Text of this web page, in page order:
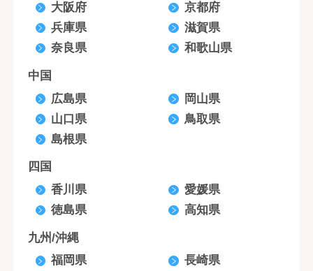
大阪府
京都府
兵庫県
滋賀県
奈良県
和歌山県
中国
広島県
岡山県
山口県
鳥取県
島根県
四国
香川県
愛媛県
徳島県
高知県
九州/沖縄
福岡県
長崎県